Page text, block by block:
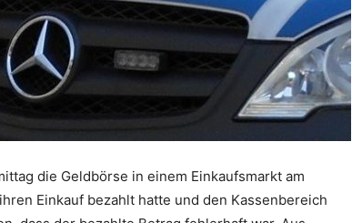
die Geldbörse in einem Einkaufsmarkt am
Einkauf bezahlt hatte und den Kassenbereich